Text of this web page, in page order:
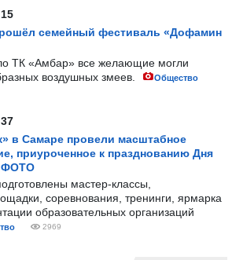
семейный фестиваль «Дофамин
ТК «Амбар» все желающие могли
воздушных змеев.
Общество
в Самаре провели масштабное
приуроченное к празднованию Дня
ФОТО
мастер-классы,
соревнования, тренинги, ярмарка
образовательных организаций
2969